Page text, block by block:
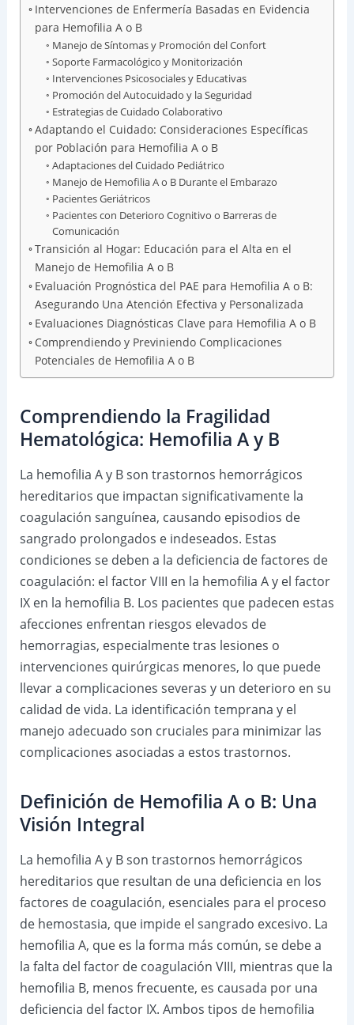
Intervenciones de Enfermería Basadas en Evidencia
para Hemofilia A o B
Manejo de Síntomas y Promoción del Confort
Soporte Farmacológico y Monitorización
Intervenciones Psicosociales y Educativas
Promoción del Autocuidado y la Seguridad
Estrategias de Cuidado Colaborativo
Adaptando el Cuidado: Consideraciones Específicas
por Población para Hemofilia A o B
Adaptaciones del Cuidado Pediátrico
Manejo de Hemofilia A o B Durante el Embarazo
Pacientes Geriátricos
Pacientes con Deterioro Cognitivo o Barreras de
Comunicación
Transición al Hogar: Educación para el Alta en el
Manejo de Hemofilia A o B
Evaluación Prognóstica del PAE para Hemofilia A o B:
Asegurando Una Atención Efectiva y Personalizada
Evaluaciones Diagnósticas Clave para Hemofilia A o B
Comprendiendo y Previniendo Complicaciones
Potenciales de Hemofilia A o B
Comprendiendo la Fragilidad
Hematológica: Hemofilia A y B
La hemofilia A y B son trastornos hemorrágicos
hereditarios que impactan significativamente la
coagulación sanguínea, causando episodios de
sangrado prolongados e indeseados. Estas
condiciones se deben a la deficiencia de factores de
coagulación: el factor VIII en la hemofilia A y el factor
IX en la hemofilia B. Los pacientes que padecen estas
afecciones enfrentan riesgos elevados de
hemorragias, especialmente tras lesiones o
intervenciones quirúrgicas menores, lo que puede
llevar a complicaciones severas y un deterioro en su
calidad de vida. La identificación temprana y el
manejo adecuado son cruciales para minimizar las
complicaciones asociadas a estos trastornos.
Definición de Hemofilia A o B: Una
Visión Integral
La hemofilia A y B son trastornos hemorrágicos
hereditarios que resultan de una deficiencia en los
factores de coagulación, esenciales para el proceso
de hemostasia, que impide el sangrado excesivo. La
hemofilia A, que es la forma más común, se debe a
la falta del factor de coagulación VIII, mientras que la
hemofilia B, menos frecuente, es causada por una
deficiencia del factor IX. Ambos tipos de hemofilia